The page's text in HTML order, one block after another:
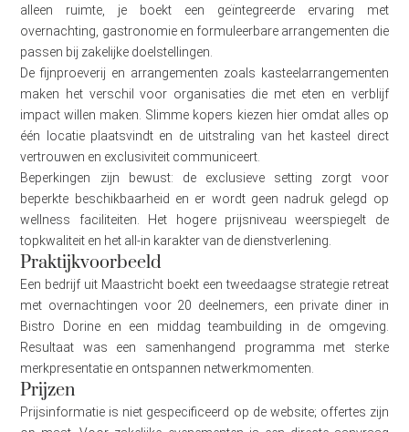
alleen ruimte, je boekt een geïntegreerde ervaring met
overnachting, gastronomie en formuleerbare arrangementen die
passen bij zakelijke doelstellingen.
De fijnproeverij en arrangementen zoals kasteelarrangementen
maken het verschil voor organisaties die met eten en verblijf
impact willen maken. Slimme kopers kiezen hier omdat alles op
één locatie plaatsvindt en de uitstraling van het kasteel direct
vertrouwen en exclusiviteit communiceert.
Beperkingen zijn bewust: de exclusieve setting zorgt voor
beperkte beschikbaarheid en er wordt geen nadruk gelegd op
wellness faciliteiten. Het hogere prijsniveau weerspiegelt de
topkwaliteit en het all-in karakter van de dienstverlening.
Praktijkvoorbeeld
Een bedrijf uit Maastricht boekt een tweedaagse strategie retreat
met overnachtingen voor 20 deelnemers, een private diner in
Bistro Dorine en een middag teambuilding in de omgeving.
Resultaat was een samenhangend programma met sterke
merkpresentatie en ontspannen netwerkmomenten.
Prijzen
Prijsinformatie is niet gespecificeerd op de website; offertes zijn